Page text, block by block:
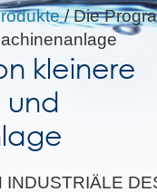
/ Die
kleinere
und